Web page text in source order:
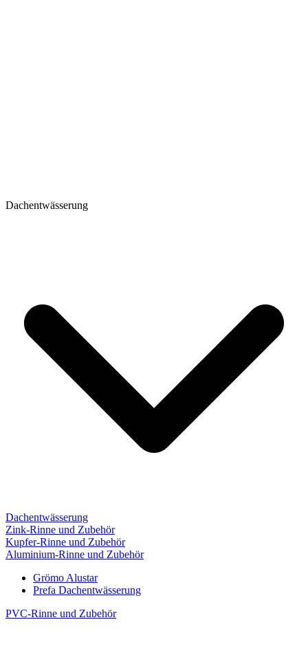
Dachentwässerung
Dachentwässerung
Zink-Rinne und Zubehör
Kupfer-Rinne und Zubehör
Aluminium-Rinne und Zubehör
Grömo Alustar
Prefa Dachentwässerung
PVC-Rinne und Zubehör